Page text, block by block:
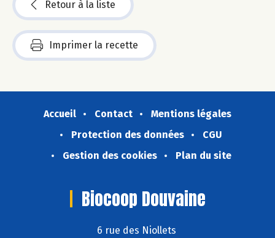
Retour à la liste
Imprimer la recette
Accueil Contact
Mentions légales
Protection des données
CGU
Gestion des cookies
Plan du site
Biocoop Douvaine
6 rue des Niollets